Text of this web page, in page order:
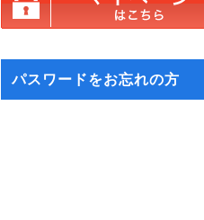
パスワードをお忘れの方